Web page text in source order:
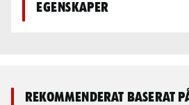
Egenskaper
Rekommenderat baserat